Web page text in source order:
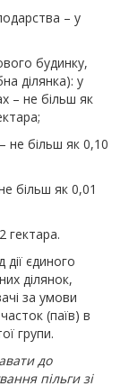
– у
будинку,
ділянка): у
– не більш як
не більш як 0,10
більш як 0,01
гектара.
єдиного
ділянок,
за умови
(паїв) в
групи.
до
пільги зі